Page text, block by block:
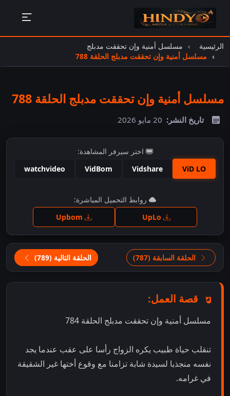
الرئيسية
مسلسل أمنية وإن تحققت مدبلج
مسلسل أمنية وإن تحققت مدبلج الحلقة 788
مسلسل أمنية وإن تحققت مدبلج الحلقة 788
تاريخ النشر: 20 مايو 2026
اختر سيرفر المشاهدة:
ViD LO
Vidshare
VidBom
watchvideo
اضغط للمشاهدة
روابط التحميل المباشرة:
الحلقة السابقة (787) الحلقة التالية (789)
قصة العمل:
مسلسل أمنية وإن تحققت مدبلج الحلقة 784
تنقلب حياة طبيب يكره الزواج رأسا على عقب عندما يجد
نفسه منجذبا لسيدة شابة تزامنا مع وقوع أختها غير الشقيقة
في غرامه.